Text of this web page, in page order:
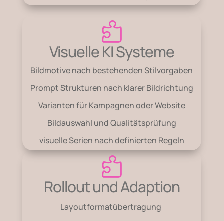

Visuelle KI Systeme
Bildmotive nach bestehenden Stilvorgaben
Prompt Strukturen nach klarer Bildrichtung
Varianten für Kampagnen oder Website
Bildauswahl und Qualitätsprüfung
visuelle Serien nach definierten Regeln

Rollout und Adaption
Layoutformatübertragung